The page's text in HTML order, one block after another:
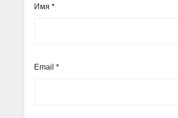
Имя *
Email *